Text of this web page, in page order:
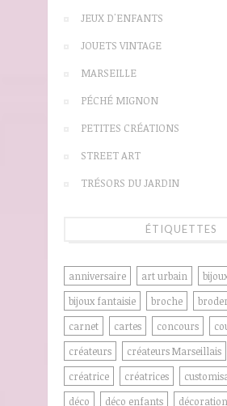
JEUX D'ENFANTS
JOUETS VINTAGE
MARSEILLE
PÉCHÉ MIGNON
PETITES CRÉATIONS
STREET ART
TRÉSORS DU JARDIN
ÉTIQUETTES
anniversaire art urbain
bijoux fantaisie
broche
carnet
cartes concours
créateurs
créateurs Marseillais
créatrice
créatrices
déco
déco enfants décoration